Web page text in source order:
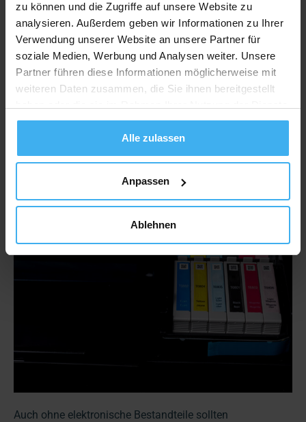
zu können und die Zugriffe auf unsere Website zu
analysieren. Außerdem geben wir Informationen zu Ihrer
Verwendung unserer Website an unsere Partner für
soziale Medien, Werbung und Analysen weiter. Unsere
Partner führen diese Informationen möglicherweise mit
weiteren Daten zusammen, die Sie ihnen bereitgestellt
gesammelt haben.
Alle zulassen
Anpassen
Ablehnen
Entleerte Tintenpatronen enthalten in der Regel keine
Schadstoffe und dürfen, im Gegensatz zu
Tonerkartuschen, im Restmüll entsorgt werden. Aber nur
dann, wenn die Druckerpatrone keine elektronischen
Bestandteile wie einen Mikrochip enthält. Letzterer sorgt
zum Beispiel dafür, dass der Füllstand der Tinte digital
vorhanden. Druckerpatronen mit Chip gelten wiederum als
werden.
Auch ohne elektronische Bestandteile sollten